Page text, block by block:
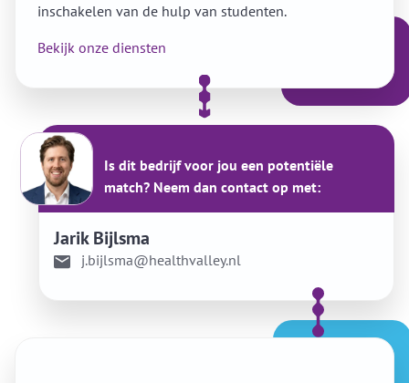
inschakelen van de hulp van studenten.
Bekijk onze diensten
Is dit bedrijf voor jou een potentiële
match? Neem dan contact op met:
Jarik Bijlsma
j.bijlsma@healthvalley.nl